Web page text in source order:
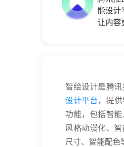
能设计
让内容
智绘设计是腾
设计平台 ，提
功能，包括智能
风格动漫化、
尺寸、智能配色